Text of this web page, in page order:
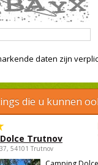
daten zijn
die u kunnen
Trutnov
54101 Trutnov